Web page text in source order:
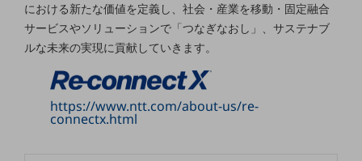
社長からのご挨拶
事業拠点
グループ会社
会社案内パンフレット
における新たな価値を定義し、社会・産業を移動・固定融合
サービスやソリューションで「つなぎなおし」、サステナブ
ルな未来の実現に貢献していきます。
https://www.ntt.com/about-us/re-
connectx.html